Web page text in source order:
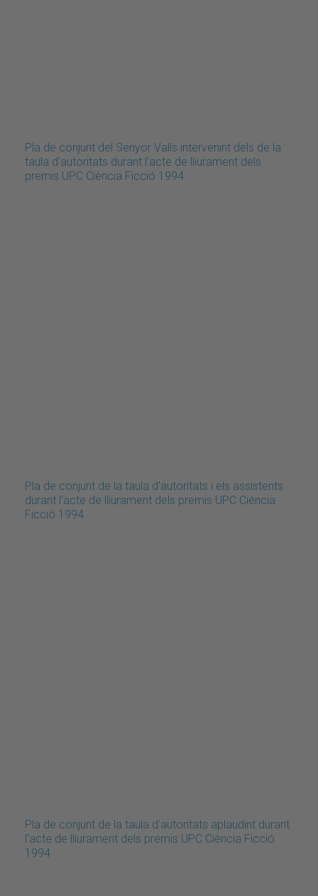
Pla de conjunt del Senyor Valls intervenint dels de la
taula d'autoritats durant l'acte de lliurament dels
premis UPC Ciència Ficció 1994
Pla de conjunt de la taula d'autoritats i els assistents
durant l'acte de lliurament dels premis UPC Ciència
Ficció 1994
Pla de conjunt de la taula d'autoritats aplaudint durant
l'acte de lliurament dels premis UPC Ciència Ficció
1994